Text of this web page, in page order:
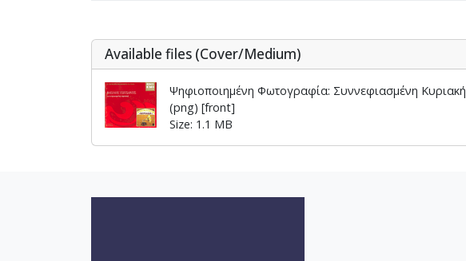
Αvailable files (Cover/Medium)
Ψηφιοποιημένη Φωτογραφία: Συννεφιασμένη Κυριακή
(png) [front]
Size: 1.1 MB